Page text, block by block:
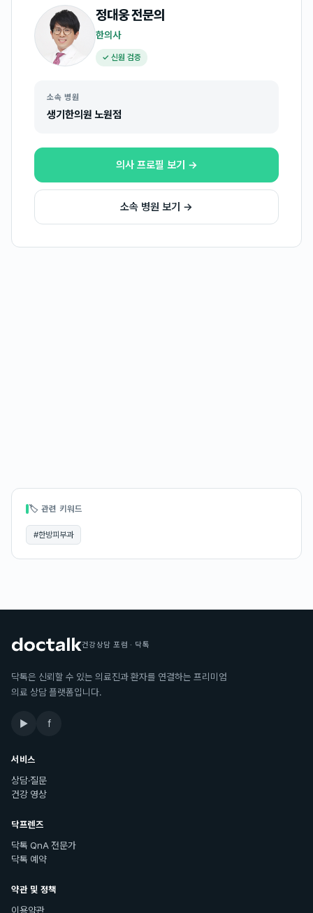
정대웅전문의
한의사
✓ 신원 검증
소속 병원
생기한의원 노원점
의사 프로필 보기 →
소속 병원 보기 →
🏷 관련 키워드
#한방피부과
건강상담 포럼 · 닥톡
닥톡은 신뢰할 수 있는 의료진과 환자를 연결하는 프리미엄
의료 상담 플랫폼입니다.
▶ f
서비스
상담·질문
건강 영상
닥프렌즈
닥톡 QnA 전문가
닥톡 예약
약관 및 정책
이용약관